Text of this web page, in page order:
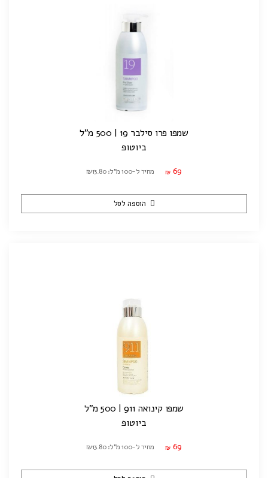
שמפו פרו סילבר 19 | 500 מ"ל
ביוטופ
₪ 69 מחיר ל-100 מ"ל: ₪13.80
הוספה לסל
שמפו קינואה 911 | 500 מ"ל
ביוטופ
₪ 69 מחיר ל-100 מ"ל: ₪13.80